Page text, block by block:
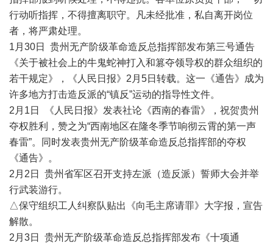
行动听指挥，不得擅离职守。凡未经批准，私自离开岗位
者，将严肃处理。
1月30日 贵州无产阶级革命造反总指挥部发布第三号通告
《关于被社会上的牛鬼蛇神打入和篡夺领导权的群众组织的
若干规定》，《人民日报》2月5日转载。这一《通告》成为
许多地方打击造反派的“镇反”运动的指导性文件。
2月1日 《人民日报》发表社论《西南的春雷》，祝贺贵州
夺权胜利，赞之为“西南地区在隆冬季节响彻云霄的第一声
春雷”。同时发表贵州无产阶级革命造反总指挥部的夺权
《通告》。
2月2日 贵州省军区召开支持左派（造反派）誓师大会并举
行武装游行。
△保守组织工人纠察队贴出《向毛主席请罪》大字报，宣告
解散。
2月3日 贵州无产阶级革命造反总指挥部发布《十项通